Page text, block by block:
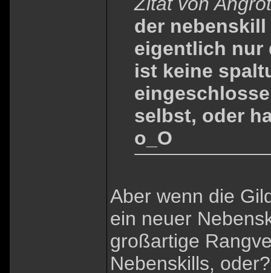
der
eigentlich nur
ist keine
selbst, oder
o_O
Aber wenn die
ein neuer
großartige
Nebenskills,